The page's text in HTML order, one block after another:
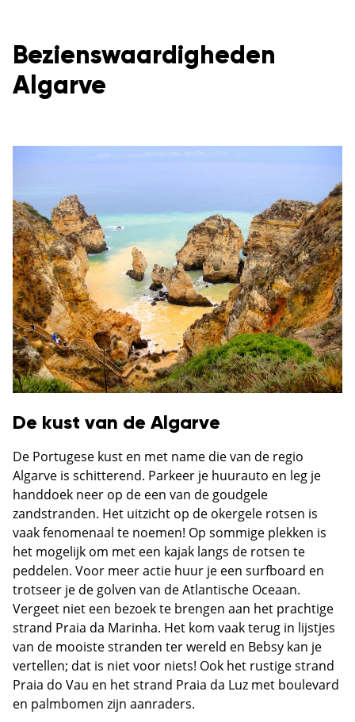
Bezienswaardigheden
Algarve
De kust van de Algarve
De Portugese kust en met name die van de regio
Algarve is schitterend. Parkeer je huurauto en leg je
handdoek neer op de een van de goudgele
zandstranden. Het uitzicht op de okergele rotsen is
vaak fenomenaal te noemen! Op sommige plekken is
het mogelijk om met een kajak langs de rotsen te
peddelen. Voor meer actie huur je een surfboard en
trotseer je de golven van de Atlantische Oceaan.
Vergeet niet een bezoek te brengen aan het prachtige
strand Praia da Marinha. Het kom vaak terug in lijstjes
van de mooiste stranden ter wereld en Bebsy kan je
vertellen; dat is niet voor niets! Ook het rustige strand
Praia do Vau en het strand Praia da Luz met boulevard
en palmbomen zijn aanraders.